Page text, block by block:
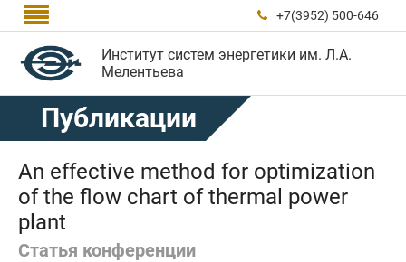
  +7(3952) 500-646
Институт систем энергетики им. Л.А.
Мелентьева
Публикации
An effective method for optimization
of the flow chart of thermal power
plant
Статья конференции